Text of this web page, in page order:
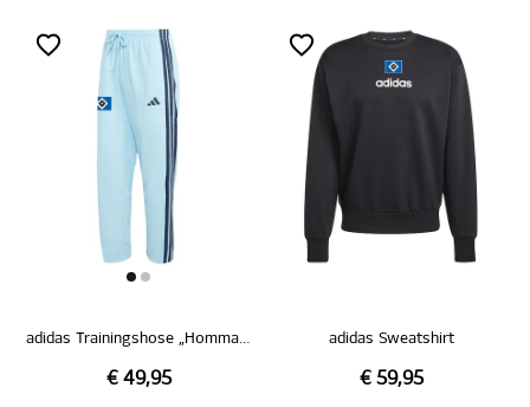
adidas Trainingshose „Hommage Pokalsieg 1976“
€ 49,95
adidas Sweatshirt
€ 59,95